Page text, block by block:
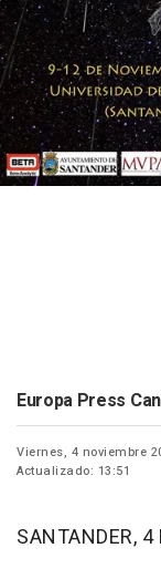
Europa Press
Viernes, 4 noviembre
Actualizado: 13:51
SANTANDER, 4